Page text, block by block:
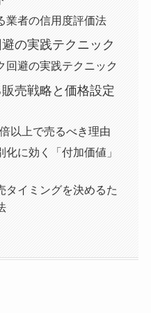
業者の信用度評価法
の実践テクニック
回避の実践テクニック
売戦略と価格設定
以上で売るべき理由
に効く「付加価値」
タイミングを決めるた